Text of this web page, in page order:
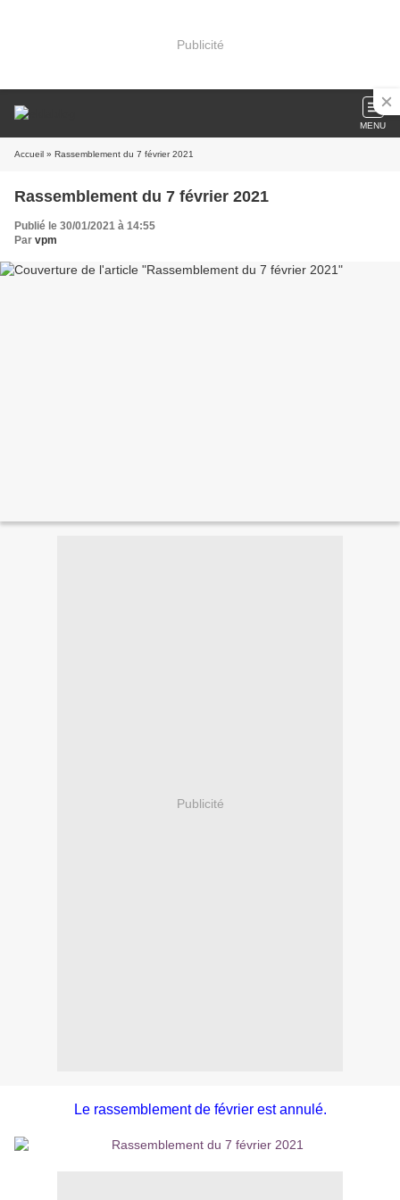
Publicité
MENU
Accueil » Rassemblement du 7 février 2021
Rassemblement du 7 février 2021
Publié le 30/01/2021 à 14:55
Par vpm
Publicité
Le rassemblement de février est annulé.